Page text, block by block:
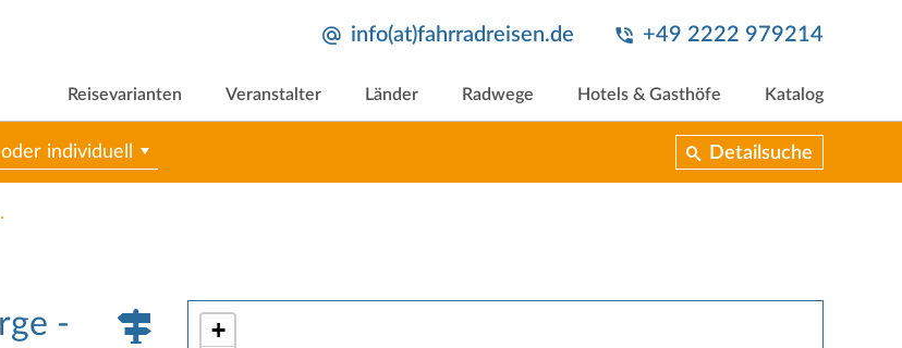
info(at)fahrradreisen.de +49 2222 979214
Reisevarianten Veranstalter Länder Radwege Hotels & Gasthöfe Katalog
individuell Detailsuche
- Eibenstock
+
-